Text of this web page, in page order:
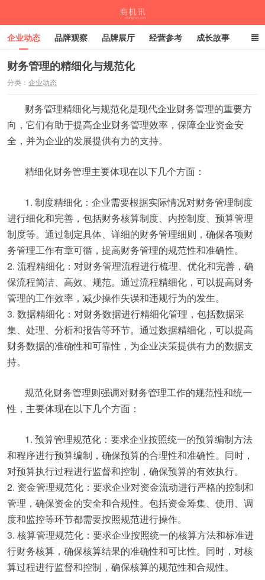
企业动态 品牌观察 品牌展厅 经营参考 成长故事
深度观察 伙伴计划
财务管理的精细化与规范化
分类： 企业动态
财务管理精细化与规范化是现代企业财务管理的重要方
向，它们有助于提高企业财务管理效率，保障企业资金安
全，并为企业的发展提供有力的支持。
精细化财务管理主要体现在以下几个方面：
1. 制度精细化：企业需要根据实际情况对财务管理制度
进行细化和完善，包括财务核算制度、内控制度、预算管理
制度等。通过制定具体、详细的财务管理细则，确保各项财
务管理工作有章可循，提高财务管理的规范性和准确性。
2. 流程精细化：对财务管理流程进行梳理、优化和完善，确
保流程简洁、高效、规范。通过流程精细化，可以提高财务
管理的工作效率，减少操作失误和违规行为的发生。
3. 数据精细化：对财务数据进行精细化管理，包括数据采
集、处理、分析和报告等环节。通过数据精细化，可以提高
财务数据的准确性和可靠性，为企业决策提供有力的数据支
持。
规范化财务管理则强调对财务管理工作的规范性和统一
性，主要体现在以下几个方面：
1. 预算管理规范化：要求企业按照统一的预算编制方法
和程序进行预算编制，确保预算的合理性和准确性。同时，
对预算执行过程进行监督和控制，确保预算的有效执行。
2. 资金管理规范化：要求企业对资金流动进行严格的控制和
管理，确保资金的安全和合规性。包括资金筹集、使用、调
度和监控等环节都需要按照规范进行操作。
3. 核算管理规范化：要求企业按照统一的核算方法和标准进
行财务核算，确保核算结果的准确性和可比性。同时，对核
算过程进行监督和控制，确保核算的规范性和合规性。